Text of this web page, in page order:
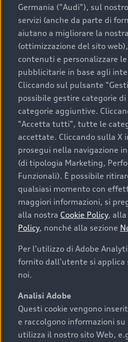
La qualità di
un’auto usata
Scegliere un’auto usata è una
convenienza, affidabilità e
acquisto sicuro, è essenziale
determinanti come la garanzia
marchio. Audi offre l’auto
Prima Scelta :plus
Cosa sapere
acquistare la tua
auto
I requisiti fondamentali da
acquistare un’auto usata, oltre
chilometraggio: un valore
uno stato migliore del
durata nel tempo;
Germania ("Audi"), sul
servizi (anche da parte di
aiutano a migliorare la
(ottimizzazione del sito
contenuti e personalizzare
pubblicitarie in base agli
Cliccando sul pulsante
possibile gestire categorie di
categorie aggiuntive.
"Accetta tutti", tutte le
accettate. Cliccando sulla X
prosegui nella navigazione
(di tipologia Marketing,
Funzionali). È possibile
qualsiasi momento con
maggiori informazioni, si
alla nostra Cookie Policy,
Policy, nonché alla sezione
Per l'utilizzo di Adobe
fornito dall'utente si applica
noi.
Analisi Adobe
Questi cookie vengono
e raccolgono informazioni
utilizza il nostro sito Web,